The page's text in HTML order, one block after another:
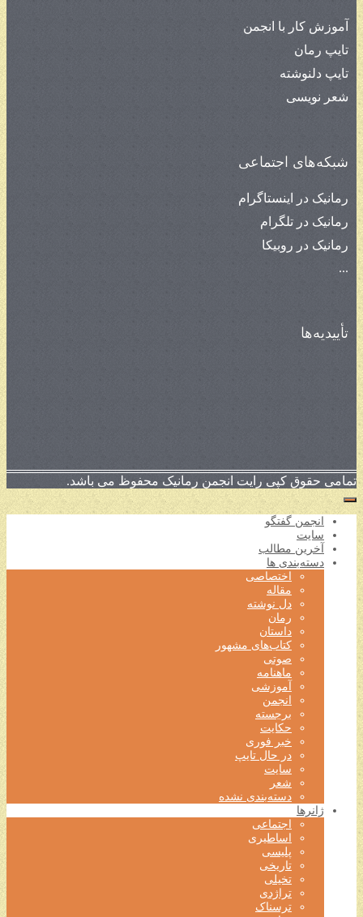
آموزش کار با انجمن
تایپ رمان
تایپ دلنوشته
شعر نویسی
شبکه‌های اجتماعی
رمانیک در اینستاگرام
رمانیک در تلگرام
رمانیک در روبیکا
...
تأییدیه‌ها
تمامی حقوق کپی رایت انجمن رمانیک محفوظ می باشد.
انجمن گفتگو
سایت
آخرین مطالب
دسته‌بندی ها
اختصاصی
مقاله
دل نوشته
رمان
داستان
کتاب‌های مشهور
صوتی
ماهنامه
آموزشی
انجمن
برجسته
حکایت
خبر فوری
در حال تایپ
سایت
شعر
دسته‌بندی نشده
ژانرها
اجتماعی
اساطیری
پلیسی
تاریخی
تخیلی
تراژدی
ترسناک